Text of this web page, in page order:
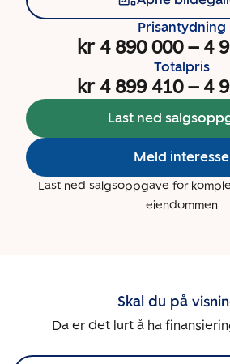
Prisantydning
kr 4 890 000– 4
Totalpris
kr 4 899 410– 4
Last ned
Meld interesse
Last ned salgsoppgave for
eiendommen
Skal du på
Da er det lurt å ha